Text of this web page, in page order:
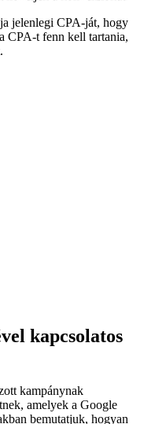
jelenlegi CPA-ját, hogy
CPA-t fenn kell tartania,
kapcsolatos
kampánynak
amelyek a Google
bemutatjuk, hogyan